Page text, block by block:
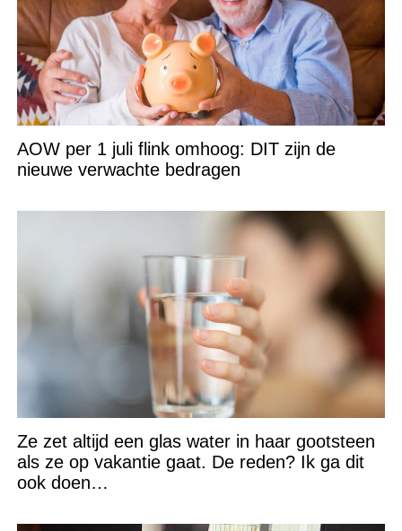
AOW per 1 juli flink omhoog: DIT zijn de
nieuwe verwachte bedragen
Ze zet altijd een glas water in haar gootsteen
als ze op vakantie gaat. De reden? Ik ga dit
ook doen…